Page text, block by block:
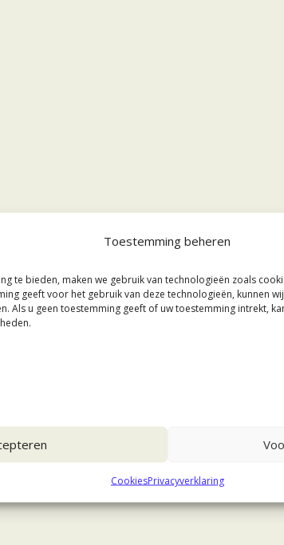
Toestemming beheren
te bieden, maken we gebruik van technologieën zoals
geeft voor het gebruik van deze technologieën, kunnen
Als u geen toestemming geeft of uw toestemming intrekt,
CookiesPrivacyverklaring